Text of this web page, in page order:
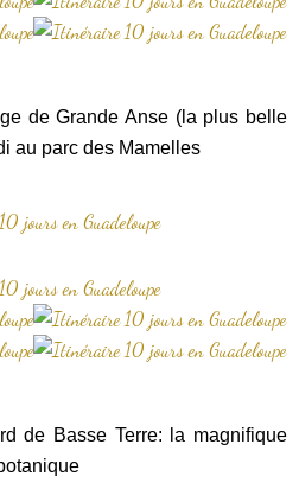
de Grande Anse (la plus belle
au parc des Mamelles
de Basse Terre: la magnifique